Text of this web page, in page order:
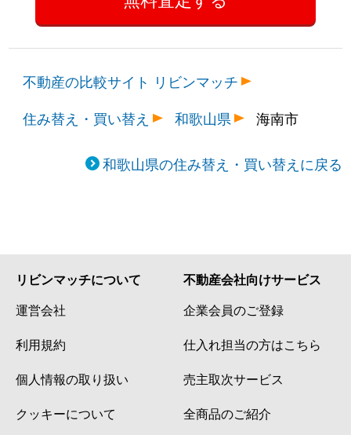
不動産の比較サイト リビンマッチ
住み替え・買い替え
和歌山県 海南市
和歌山県の住み替え・買い替えに戻る
リビンマッチについて
運営会社
利用規約
個人情報の取り扱い
クッキーについて
不動産会社向けサービス
企業会員のご登録
仕入れ担当の方はこちら
売主取次サービス
全商品のご紹介